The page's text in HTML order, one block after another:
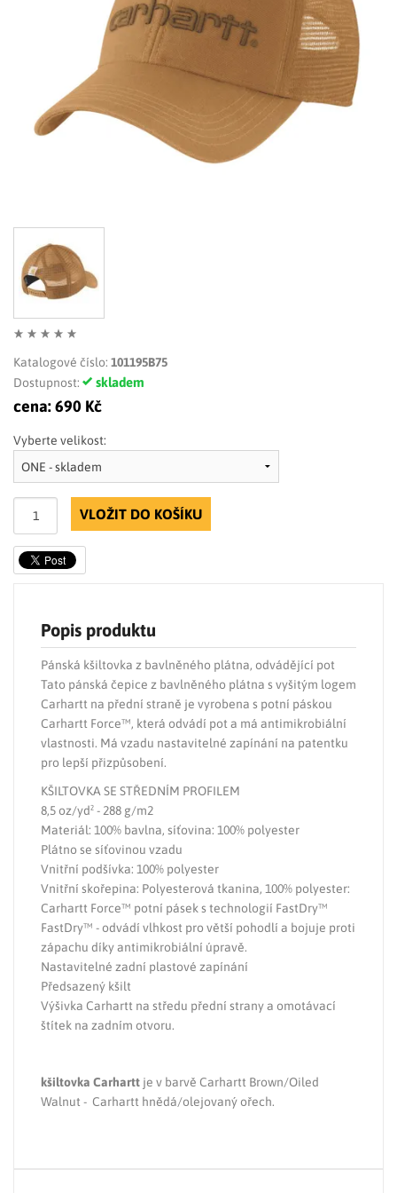
LIMITOVANÉ EDICE
Katalogové číslo: 101195B75
Dostupnost:
skladem
cena:690 Kč
Vyberte velikost:
VLOŽIT DO KOŠÍKU
Popis produktu
Pánská kšiltovka z bavlněného plátna, odvádějící pot
Tato pánská čepice z bavlněného plátna s vyšitým logem
Carhartt na přední straně je vyrobena s potní páskou
Carhartt Force™, která odvádí pot a má antimikrobiální
vlastnosti. Má vzadu nastavitelné zapínání na patentku
pro lepší přizpůsobení.
KŠILTOVKA SE STŘEDNÍM PROFILEM
8,5 oz/yd² - 288 g/m2
Materiál: 100% bavlna, síťovina: 100% polyester
Plátno se síťovinou vzadu
Vnitřní podšívka: 100% polyester
Vnitřní skořepina: Polyesterová tkanina, 100% polyester:
Carhartt Force™ potní pásek s technologií FastDry™
FastDry™ - odvádí vlhkost pro větší pohodlí a bojuje proti
zápachu díky antimikrobiální úpravě.
Nastavitelné zadní plastové zapínání
Předsazený kšilt
Výšivka Carhartt na středu přední strany a omotávací
štítek na zadním otvoru.
kšiltovka Carhartt je v barvě Carhartt Brown/Oiled
Walnut - Carhartt hnědá/olejovaný ořech.